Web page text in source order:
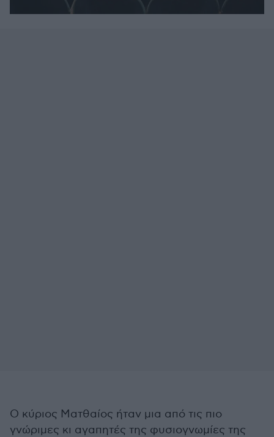
Ο κύριος Ματθαίος ήταν μια από τις πιο
γνώριμες κι αγαπητές της φυσιογνωμίες της